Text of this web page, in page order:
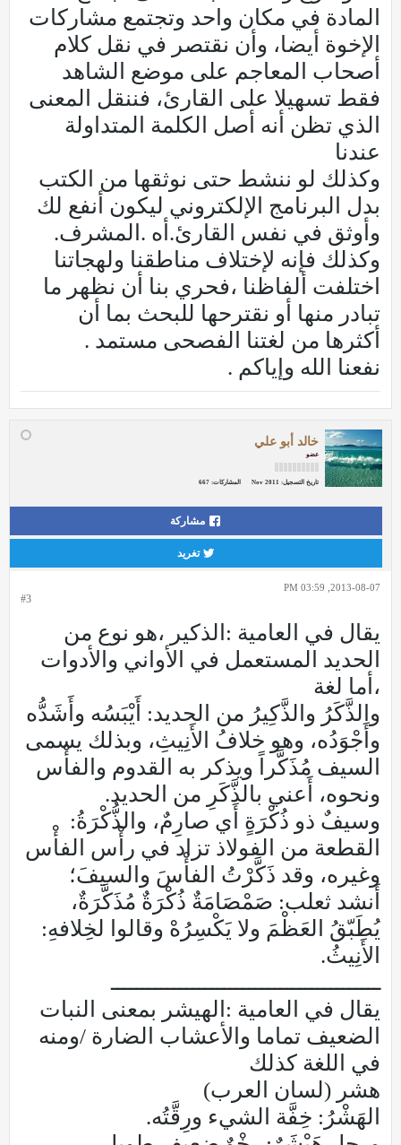
المادة في مكان واحد وتجتمع مشاركات
الإخوة أيضا، وأن نقتصر في نقل كلام
أصحاب المعاجم على موضع الشاهد
فقط تسهيلا على القارئ، فننقل المعنى
الذي تظن أنه أصل الكلمة المتداولة
عندنا
وكذلك لو ننشط حتى نوثقها من الكتب
بدل البرنامج الإلكتروني ليكون أنفع لك
وأوثق في نفس القارئ.أه .المشرف.
وكذلك فإنه لإختلاف مناطقنا ولهجاتنا
اختلفت ألفاظنا ،فحري بنا أن نظهر ما
تبادر منها أو نقترحها للبحث بما أن
أكثرها من لغتنا الفصحى مستمد .
نفعنا الله وإياكم .
خالد أبو علي
عضو
تاريخ التسجيل: Nov 2011 المشاركات: 667
مشاركة
تغريد
#3
2013-08-07, 03:59 PM
يقال في العامية :الذكير ،هو نوع من
الحديد المستعمل في الأواني والأدوات
،أما لغة
والذَّكَرُ والذَّكِيرُ من الحديد: أَيْبَسُه وأَشَدُّه
وأَجْوَدُه، وهو خلافُ الأَنِيثِ، وبذلك يسمى
السيف مُذَكَّراً ويذكر به القدوم والفأْس
ونحوه، أَعني بالذَّكَرِ من الحديد.
وسيفٌ ذو ذُكْرَةٍ أَي صارِمٌ، والذُّكْرَةُ:
القطعة من الفولاذ تزاد في رأْس الفأْس
وغيره، وقد ذَكَّرْتُ الفأْسَ والسيفَ؛
أَنشد ثعلب: صَمْصَامَةٌ ذُكْرَةٌ مُذَكَّرَةٌ،
يُطَبّقُ العَظْمَ ولا يَكْسِرُهْ وقالوا لخِلافهِ:
الأَنِيثُ.
ـــــــــــــــــــــــــــــــــــــــــــ
يقال في العامية :الهيشر بمعنى النبات
الضعيف تماما والأعشاب الضارة /ومنه
في اللغة كذلك
هشر (لسان العرب)
الهَشْرُ: خِفَّة الشيء ورِقَّتُه.